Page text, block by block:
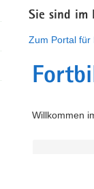
Sie sind im
Zum Portal für
Willkommen